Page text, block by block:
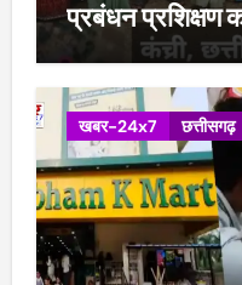
प्रबंधन प्रशिक्षण
खबर-24x7 छत्तीसगढ़